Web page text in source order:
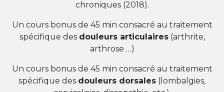
chroniques (2018).
Un cours bonus de 45 min consacré au traitement
spécifique des douleurs articulaires(arthrite,
arthrose …)
Un cours bonus de 45 min consacré au traitement
spécifique des douleurs dorsales (lombalgies,